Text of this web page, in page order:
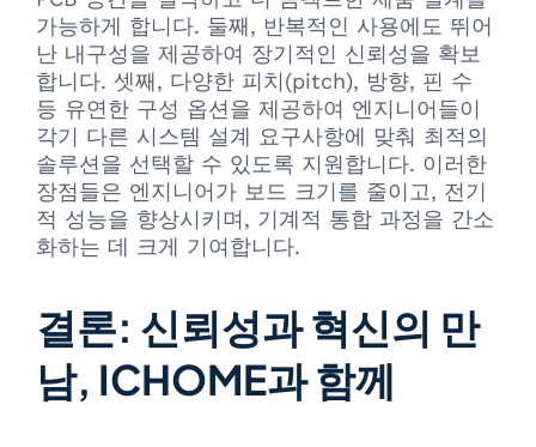
가능하게 합니다. 둘째, 반복적인 사용에도 뛰어
난 내구성을 제공하여 장기적인 신뢰성을 확보
합니다. 셋째, 다양한 피치(pitch), 방향, 핀 수
등 유연한 구성 옵션을 제공하여 엔지니어들이
각기 다른 시스템 설계 요구사항에 맞춰 최적의
솔루션을 선택할 수 있도록 지원합니다. 이러한
장점들은 엔지니어가 보드 크기를 줄이고, 전기
적 성능을 향상시키며, 기계적 통합 과정을 간소
화하는 데 크게 기여합니다.
결론: 신뢰성과 혁신의 만
남, ICHOME과 함께